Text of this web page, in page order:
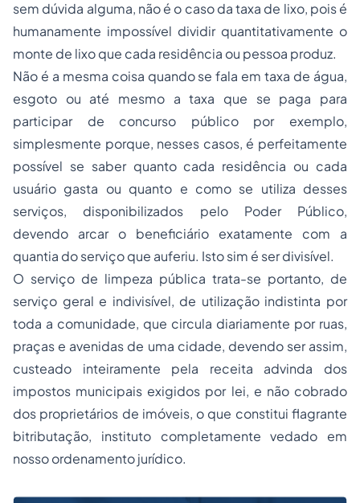
sem dúvida alguma, não é o caso da taxa de lixo, pois é
humanamente impossível dividir quantitativamente o
monte de lixo que cada residência ou pessoa produz.
Não é a mesma coisa quando se fala em taxa de água,
esgoto ou até mesmo a taxa que se paga para
participar de concurso público por exemplo,
simplesmente porque, nesses casos, é perfeitamente
possível se saber quanto cada residência ou cada
usuário gasta ou quanto e como se utiliza desses
serviços, disponibilizados pelo Poder Público,
devendo arcar o beneficiário exatamente com a
quantia do serviço que auferiu. Isto sim é ser divisível.
O serviço de limpeza pública trata-se portanto, de
serviço geral e indivisível, de utilização indistinta por
toda a comunidade, que circula diariamente por ruas,
praças e avenidas de uma cidade, devendo ser assim,
custeado inteiramente pela receita advinda dos
impostos municipais exigidos por lei, e não cobrado
dos proprietários de imóveis, o que constitui flagrante
bitributação, instituto completamente vedado em
nosso ordenamento jurídico.